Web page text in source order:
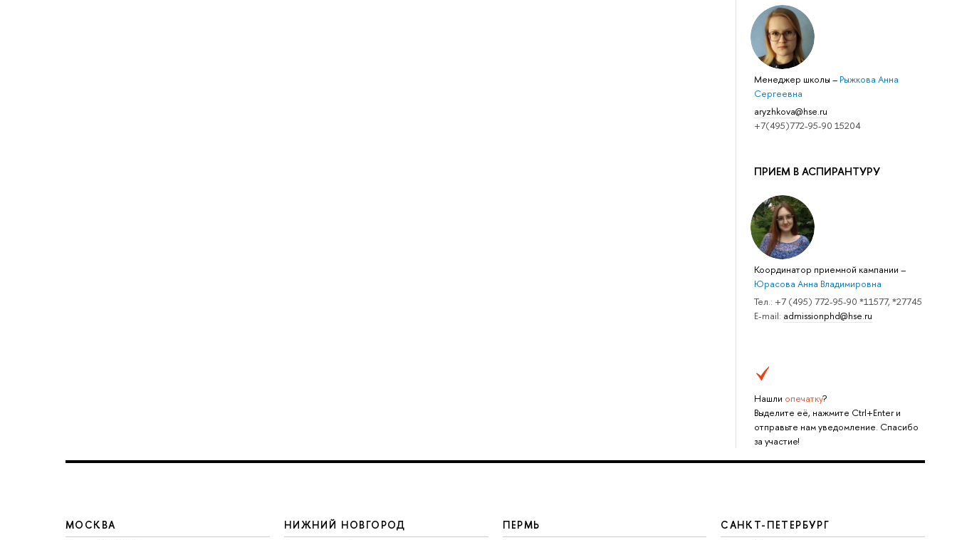
Менеджер школы– Рыжкова Анна
Сергеевна
aryzhkova@hse.ru
+7(495)772-95-90 15204
ПРИЕМ В АСПИРАНТУРУ
Координатор приемной кампании–
Юрасова Анна Владимировна
Тел.: +7 (495) 772-95-90 *11577, *27745
E-mail: admissionphd@hse.ru
Нашли опечатку?
Выделите её, нажмите Ctrl+Enter и
отправьте нам уведомление. Спасибо
за участие!
МОСКВА
НИЖНИЙ НОВГОРОД
ПЕРМЬ
САНКТ-ПЕТЕРБУРГ